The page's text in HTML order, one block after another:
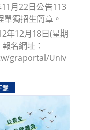
月22日公告113
獨招生簡章。
年12月18日(星期
名網址：
graportal/Univ
載